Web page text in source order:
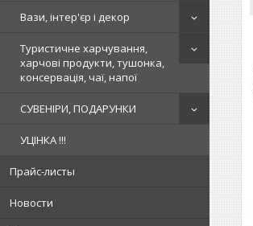
Вази, інтер'єр і декор
Туристичне харчування,
харчові продукти, тушонка,
консервація, чаї, напої
СУВЕНІРИ, ПОДАРУНКИ
УЦІНКА !!!
Прайс-листы
Новости